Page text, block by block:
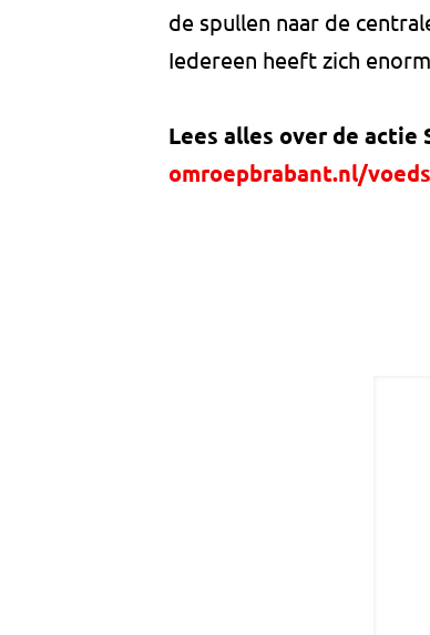
de spullen naar de
Iedereen heeft zich
Lees alles over de actie
omroepbrabant.nl/